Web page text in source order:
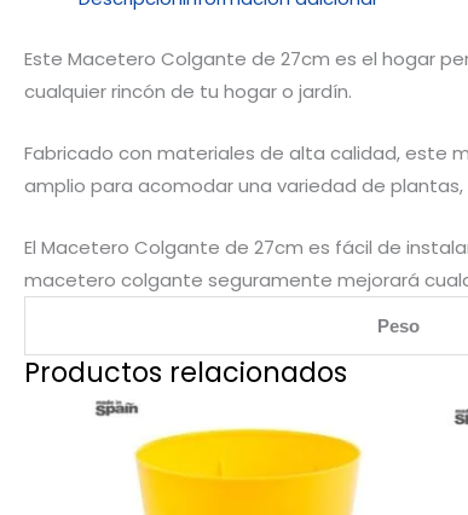
Este Macetero Colgante de 27cm es el hogar
cualquier rincón de tu hogar o jardín.
Fabricado con materiales de alta calidad, este
amplio para acomodar una variedad de
El Macetero Colgante de 27cm es fácil de
macetero colgante seguramente mejorará
Peso
Productos relacionados